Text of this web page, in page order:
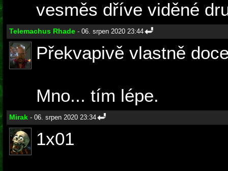
vesměs dříve viděné
Telemachus Rhade - 06. srpen 2020 23:44
Překvapivě vlastně
Mno... tím lépe.
Mirak - 06. srpen 2020 23:34
1x01